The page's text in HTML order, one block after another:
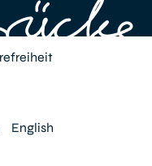
English